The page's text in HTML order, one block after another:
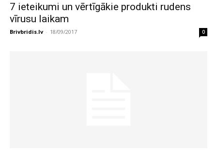
7 ieteikumi un vērtīgākie produkti rudens
vīrusu laikam
Brivbridis.lv - 18/09/2017 0